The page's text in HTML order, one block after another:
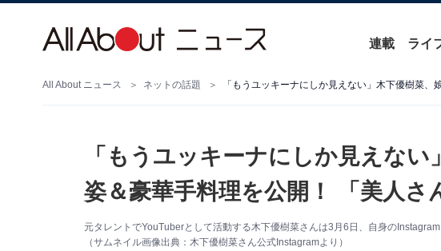
連載 ライ
All About ニュース ネットの話題 「もうユッキーナにしか見えない」木下優樹菜、
「もうユッキーナにしか見えな
姿＆豪華手料理を公開！ 「美人さ
元タレントでYouTuberとして活動する木下優樹菜さんは3月6日、自身の
（サムネイル画像出典：木下優樹菜さん公式Instagramより）